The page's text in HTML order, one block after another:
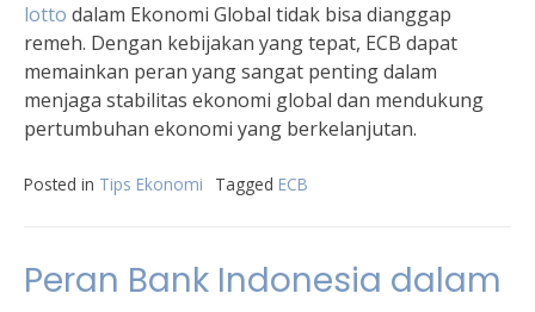
lotto dalam Ekonomi Global tidak bisa dianggap
remeh. Dengan kebijakan yang tepat, ECB dapat
memainkan peran yang sangat penting dalam
menjaga stabilitas ekonomi global dan mendukung
pertumbuhan ekonomi yang berkelanjutan.
Posted in Tips Ekonomi Tagged ECB
Peran Bank Indonesia dalam